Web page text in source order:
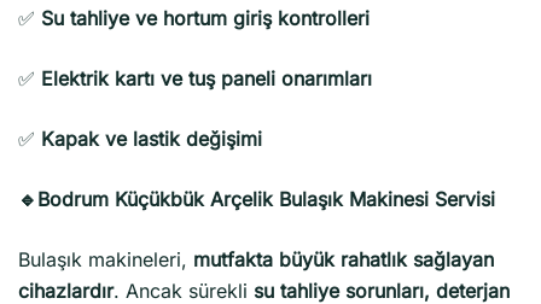
✅ Su tahliye ve hortum giriş kontrolleri
✅ Elektrik kartı ve tuş paneli onarımları
✅ Kapak ve lastik değişimi
🔹Bodrum Küçükbük Arçelik Bulaşık Makinesi Servisi
Bulaşık makineleri, mutfakta büyük rahatlık sağlayan
cihazlardır. Ancak sürekli su tahliye sorunları, deterjan